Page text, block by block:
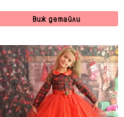
Виж детайли